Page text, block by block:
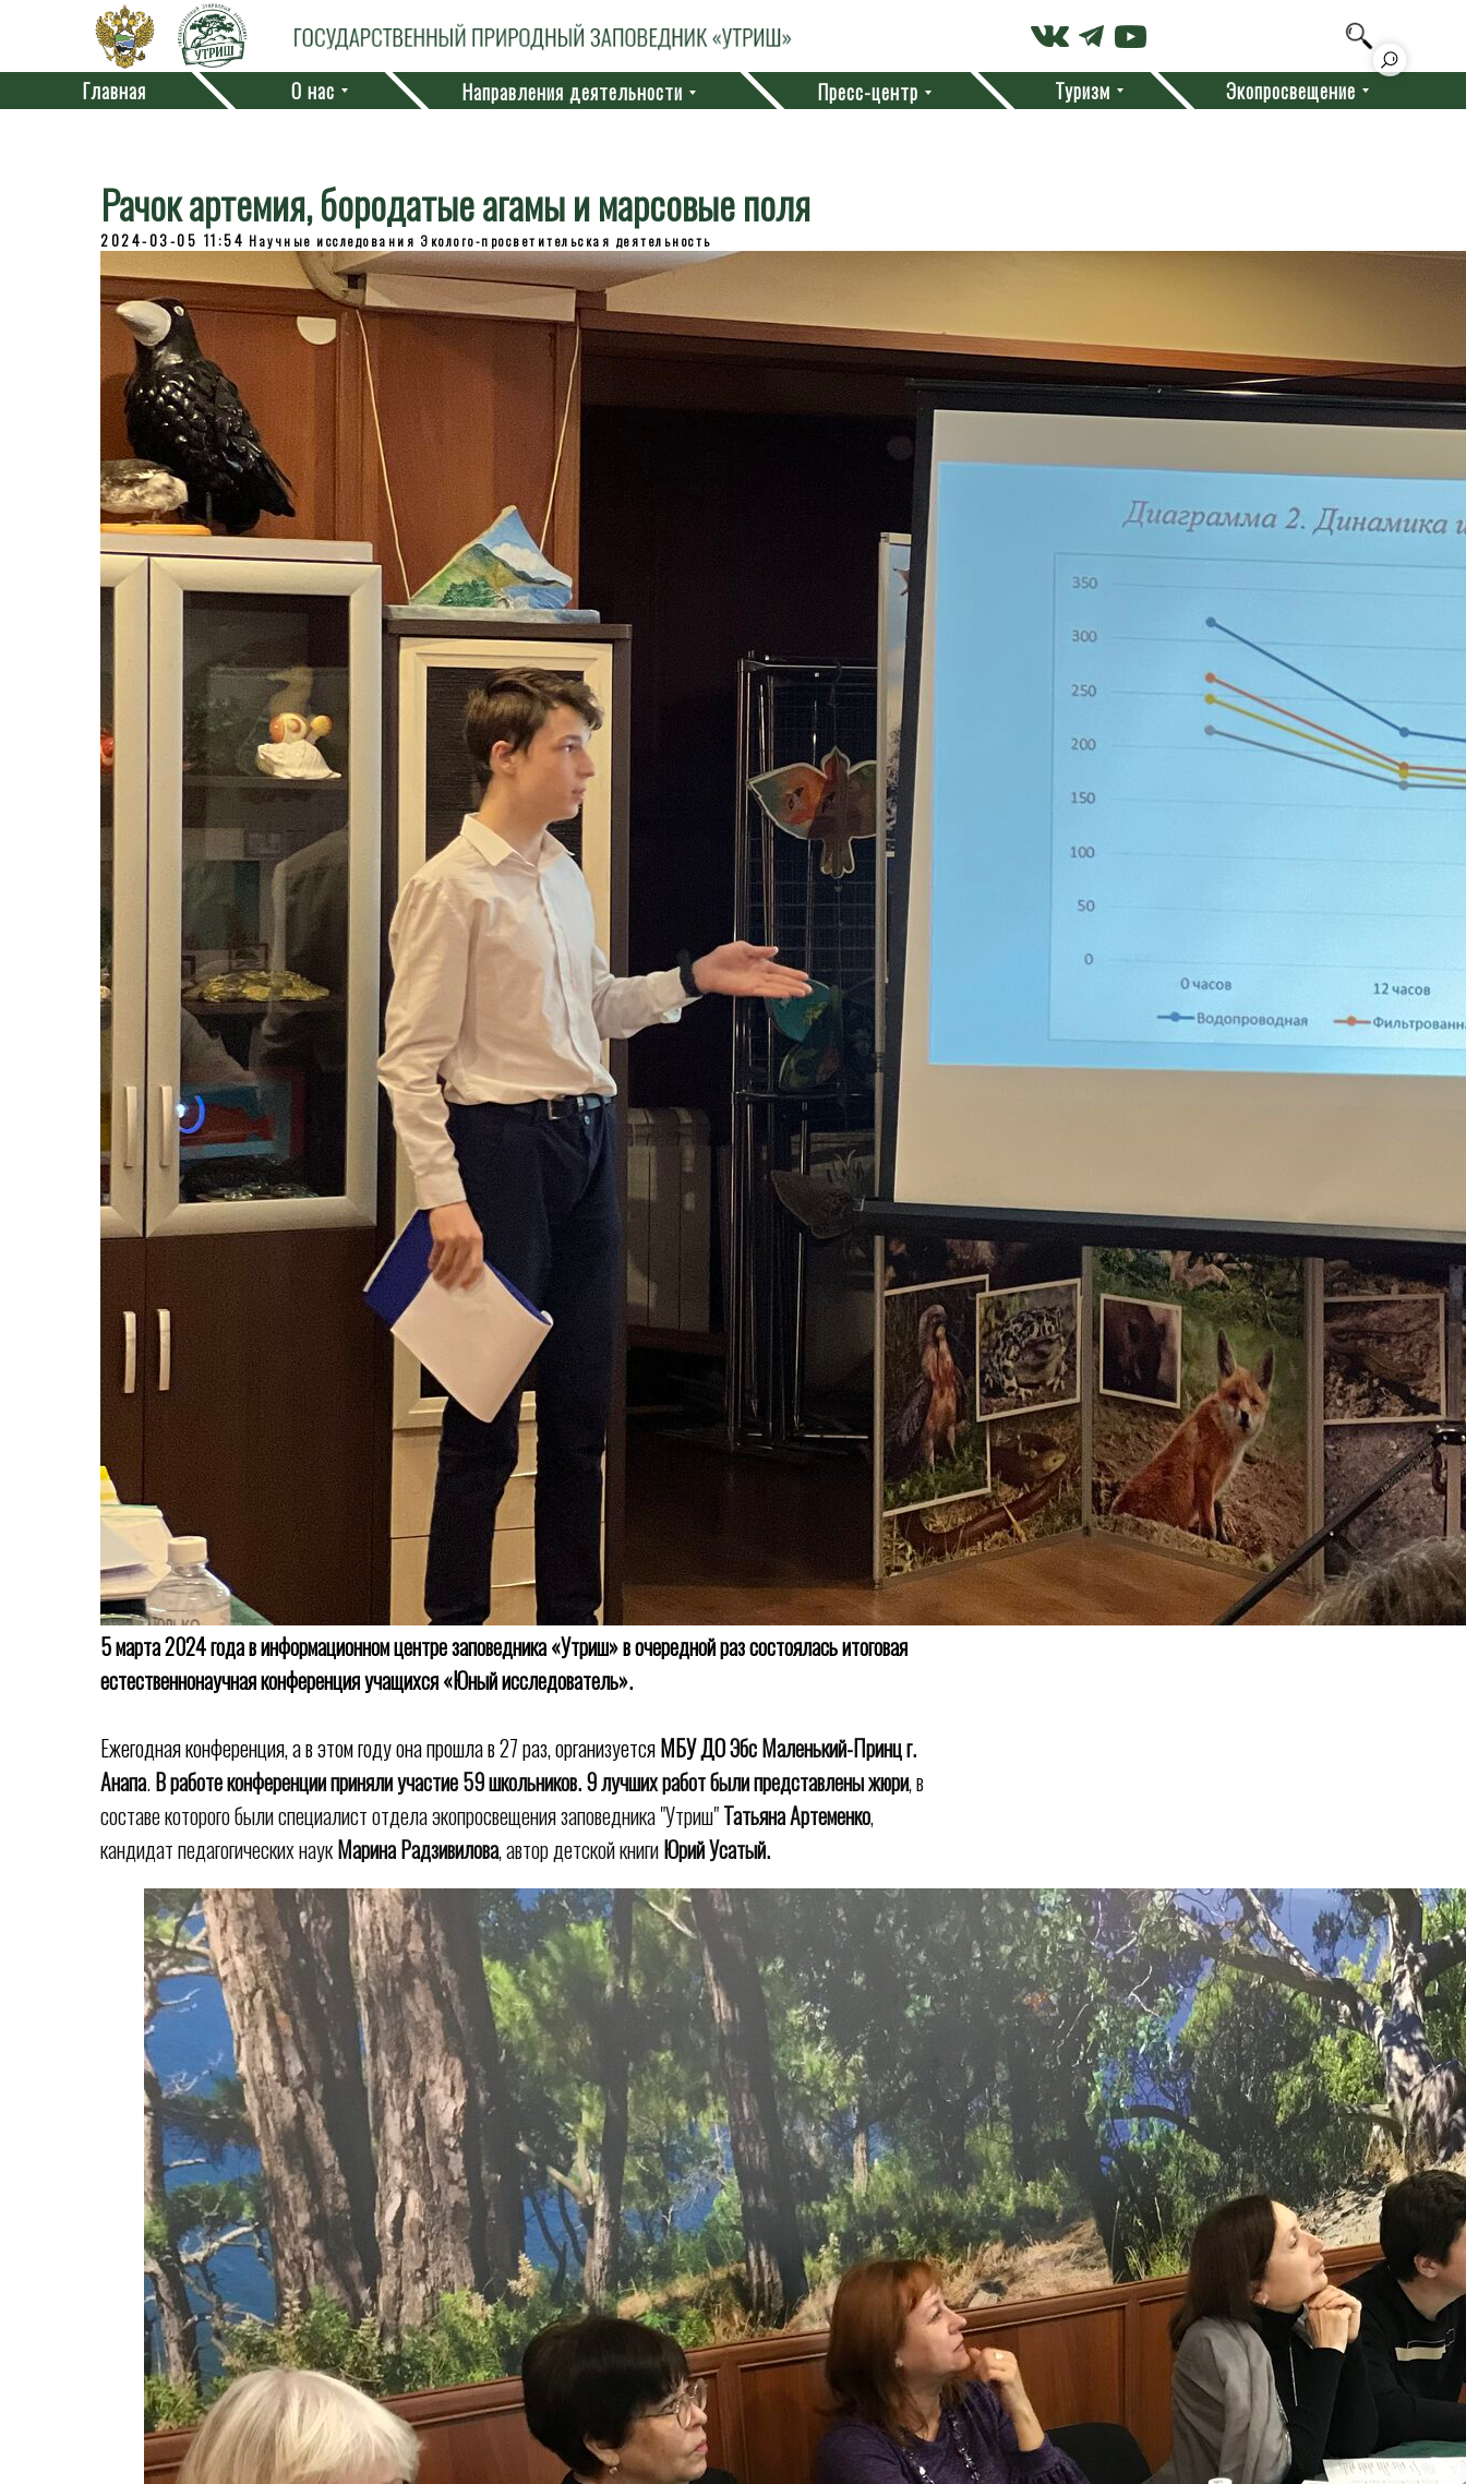
Туризм
Пресс-центр
Направления деятельности
О нас
Главная Экопросвещение
Рачок артемия, бородатые агамы и марсовые поля
2024-03-05 11:54 Научные исследования Эколого-просветительская деятельность
5 марта 2024 года в информационном центре заповедника «Утриш» в очередной раз состоялась итоговая
естественнонаучная конференция учащихся «Юный исследователь».
Ежегодная конференция, а в этом году она прошла в 27 раз, организуетсяМБУ ДОЭбс Маленький-Принцг.
Анапа.В работе конференции приняли участие 59 школьников. 9 лучших работ были представлены жюри, в
составе которого были специалист отдела экопросвещения заповедника "Утриш"Татьяна Артеменко,
кандидат педагогических наукМарина Радзивилова, автор детской книгиЮрий Усатый.